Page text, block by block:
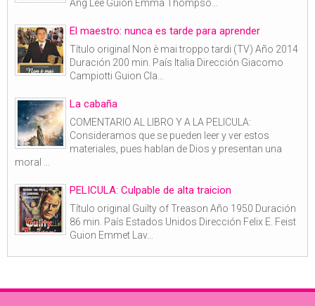
Ang Lee Guión Emma Thompso...
El maestro: nunca es tarde para aprender
Título original Non è mai troppo tardi (TV) Año 2014
Duración 200 min. País Italia Dirección Giacomo
Campiotti Guion Cla...
La cabaña
COMENTARIO AL LIBRO Y A LA PELICULA:
Consideramos que se pueden leer y ver estos
materiales, pues hablan de Dios y presentan una
moral ...
PELICULA: Culpable de alta traicion
Título original Guilty of Treason Año 1950 Duración
86 min. País Estados Unidos Dirección Felix E. Feist
Guion Emmet Lav...